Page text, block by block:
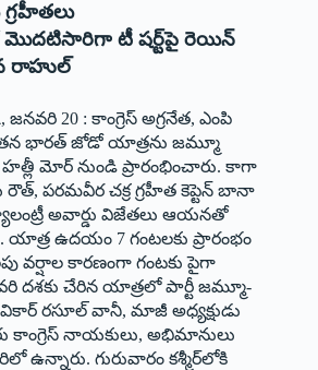
గ్రహీతలు
టీ షర్ట్‌పై రెయిన్‌
రాహుల్‌
‌జనవరి 20 : కాంగ్రెస్‌ అ‌గ్రనేత, ఎంపి
తన భారత్‌ ‌జోడో యాత్రను జమ్మూ
హత్లీ మోర్‌ ‌నుండి ప్రారంభించారు. కాగా
‌పరమవీర చక్ర గ్రహీత కెప్టెన్‌ ‌బానా
అవార్డు విజేతలు ఆయనతో
ఉదయం 7 గంటలకు ప్రారంభం
వర్షాల కారణంగా గంటకు పైగా
దశకు చేరిన యాత్రలో పార్టీ జమ్మూ-
వికార్‌ ‌రసూల్‌ ‌వానీ, మాజీ అధ్యక్షుడు
కాంగ్రెస్‌ ‌నాయకులు, అభిమానులు
ఉన్నారు. గురువారం కశ్మీర్‌లోకి